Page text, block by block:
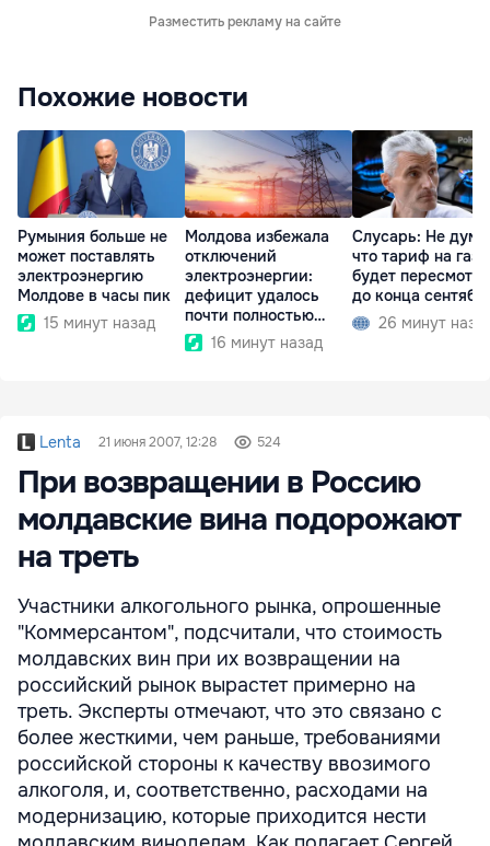
Разместить рекламу на сайте
Похожие новости
Румыния больше не
может поставлять
электроэнергию
Молдове в часы пик
15 минут назад
Молдова избежала
отключений
электроэнергии:
дефицит удалось
почти полностью
покрыть
16 минут назад
Слусарь: Не
что тариф на газ
будет
до конца
26 минут
Lenta 21 июня 2007, 12:28 524
При возвращении в Россию
молдавские вина подорожают
на треть
Участники алкогольного рынка, опрошенные
"Коммерсантом", подсчитали, что стоимость
молдавских вин при их возвращении на
российский рынок вырастет примерно на
треть. Эксперты отмечают, что это связано с
более жесткими, чем раньше, требованиями
российской стороны к качеству ввозимого
алкоголя, и, соответственно, расходами на
модернизацию, которые приходится нести